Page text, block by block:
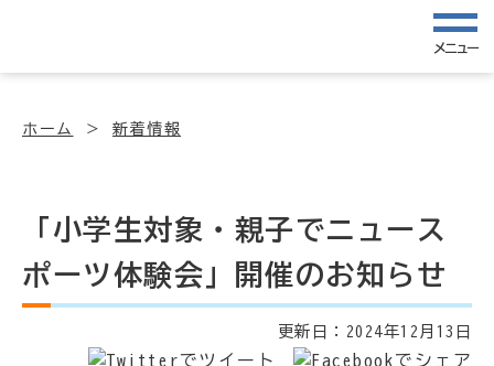
メニュー
ホーム 新着情報
「小学生対象・親子でニュース
ポーツ体験会」開催のお知らせ
更新日： 2024年12月13日